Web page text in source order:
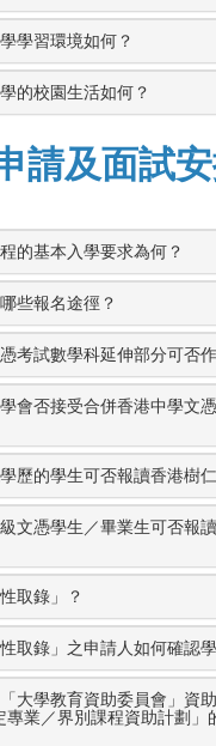
學習環境如何？
的校園生活如何？
請及面試
的基本入學要求為何？
些報名途徑？
考試數學科延伸部分可否
會否接受合併香港中學文
歷的學生可否報讀香港樹
文憑學生／畢業生可否報
取錄」？
取錄」之申請人如何確認
大學教育資助委員會」資
專業／界別課程資助計劃」